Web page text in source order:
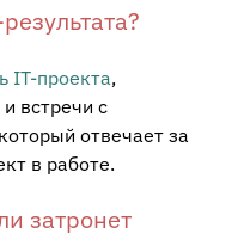
IT-проекта,
встречи с
отвечает за
в работе.
затронет